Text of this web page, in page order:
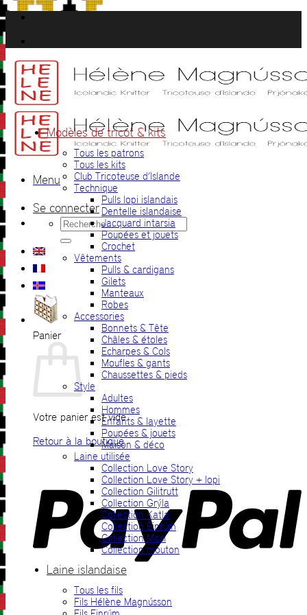
Passer
au
contenu
Menu
Se connecter
Recherche
pour :
Panier
Votre panier est vide.
Retour à la boutique
Modèles de tricot & kits
Tous les patrons
Tous les kits
Club Tricoteuse d’Islande
Technique
Pulls lopi islandais
Dentelle islandaise
Jacquard intarsia
Poupées et jouets
Crochet
Vêtements
Pulls & cardigans
Gilets
Manteaux
Robes
Accessories
Bonnets & Tête
Châles & étoles
Echarpes & Cols
Moufles & gants
Chaussettes & pieds
Style
Adultes
Hommes
Enfants & layette
Poupées & jouets
Maison & déco
Laine utilisée
Collection Love Story
Collection Love Story + lopi
Collection Gilitrutt
Collection Grýla
Collection Katla
Collection Einrúm
Collection Mosi
Collection mouton
Laine islandaise
Tous les fils
Fils Hélène Magnússon